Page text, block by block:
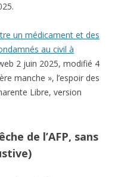
un médicament et des
au civil à
2 juin 2025, modifié 4
manche », l’espoir des
Libre, version
de l’AFP, sans